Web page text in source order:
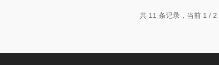
共 11 条记录，当前 1 /